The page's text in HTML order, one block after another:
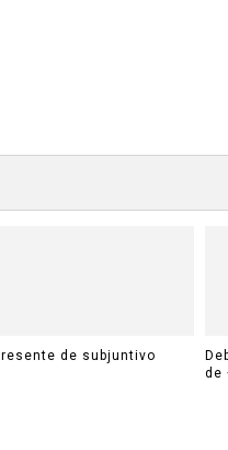
de subjuntivo
de